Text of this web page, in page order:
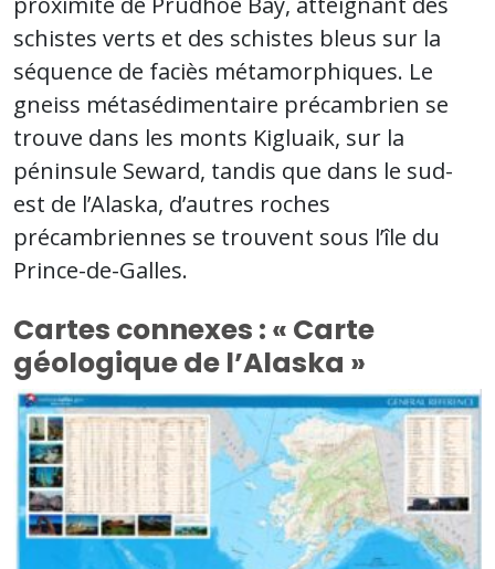
schistes verts et des schistes bleus sur la
séquence de faciès métamorphiques. Le
gneiss métasédimentaire précambrien se
trouve dans les monts Kigluaik, sur la
péninsule Seward, tandis que dans le sud-
est de l’Alaska, d’autres roches
précambriennes se trouvent sous l’île du
Prince-de-Galles.
Cartes connexes : « Carte
géologique de l’Alaska »